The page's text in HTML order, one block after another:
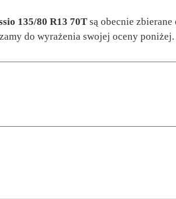
135/80 R13 70T są obecnie
do wyrażenia swojej oceny poniżej.